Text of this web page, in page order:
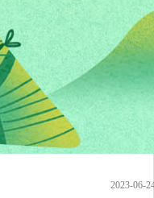
2023-06-